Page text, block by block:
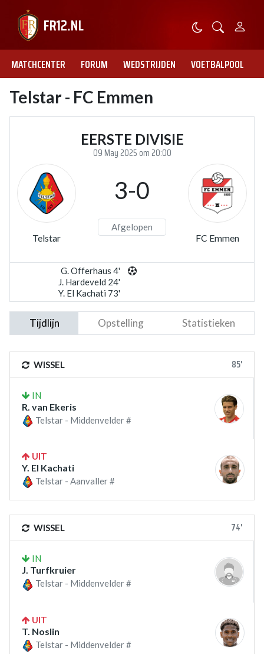
MATCHCENTER FORUM WEDSTRIJDEN VOETBALPOOL
Telstar - FC Emmen
EERSTE DIVISIE
09 May 2025 om 20:00
Telstar
3-0
Afgelopen
FC Emmen
G. Offerhaus 4'
J. Hardeveld 24'
Y. El Kachati 73'
Tijdlijn Opstelling Statistieken
WISSEL 85'
IN
R. van Ekeris
Telstar - Middenvelder #
UIT
Y. El Kachati
Telstar - Aanvaller #
WISSEL 74'
IN
J. Turfkruier
Telstar - Middenvelder #
UIT
T. Noslin
Telstar - Middenvelder #